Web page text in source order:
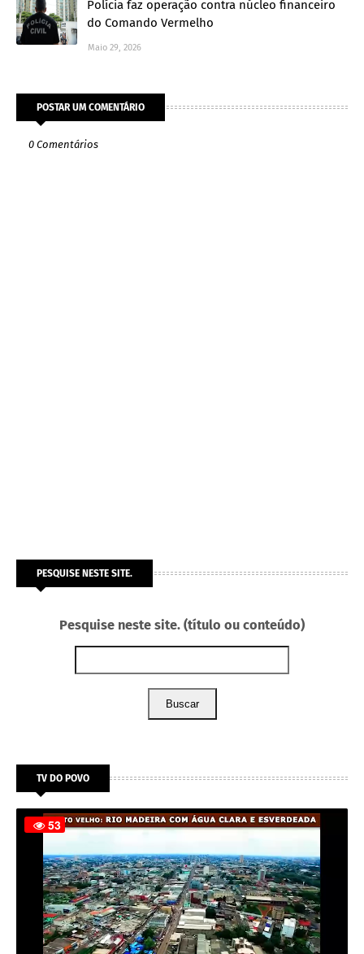
Polícia faz operação contra núcleo financeiro
do Comando Vermelho
Maio 29, 2026
POSTAR UM COMENTÁRIO
0 Comentários
PESQUISE NESTE SITE.
Pesquise neste site. (título ou conteúdo)
Buscar
TV DO POVO